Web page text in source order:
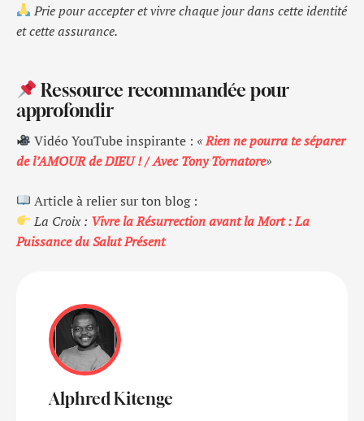
Prie pour accepter et vivre chaque jour dans cette identité
et cette assurance.
Ressource recommandée pour
approfondir
Vidéo YouTube inspirante : «Rien ne pourra te séparer
de l’AMOUR de DIEU ! / Avec Tony Tornatore»
Article à relier sur ton blog :
La Croix : Vivre la Résurrection avant la Mort : La
Puissance du Salut Présent
Alphred Kitenge